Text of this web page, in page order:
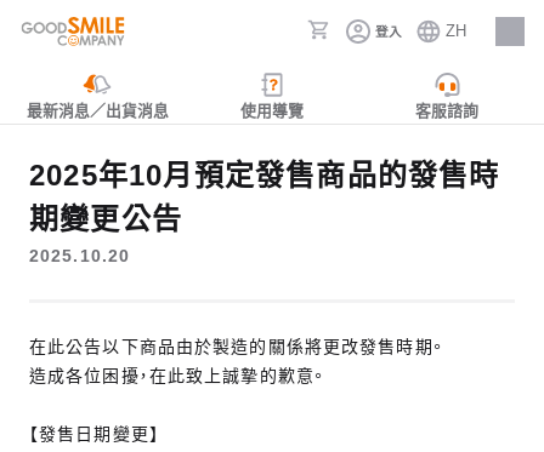
登入 ZH
人才招募
最新消息／出貨消息 使用導覽 客服諮詢
2025年10月預定發售商品的發售時
期變更公告
2025.10.20
在此公告以下商品由於製造的關係將更改發售時期。
造成各位困擾，在此致上誠摯的歉意。
【發售日期變更】